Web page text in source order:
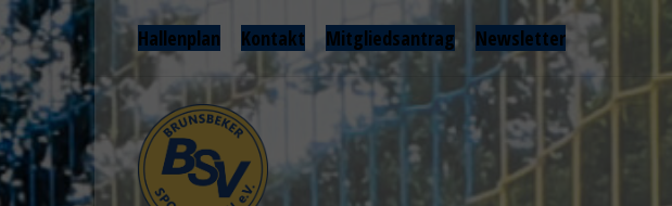
Hallenplan Kontakt Mitgliedsantrag Newsletter